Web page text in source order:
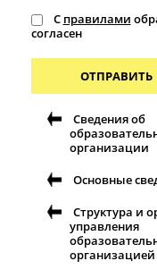
С правилами
согласен
ОТПРАВИТЬ
Сведения об
организации
Основные
Структура и
управления
организацией